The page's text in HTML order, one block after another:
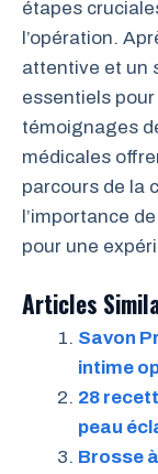
étapes
l’opération.
attentive et un
essentiels
témoignages
médicales
parcours de la
l’importance
pour une
Articles
Savon
intime
28
peau
Brosse